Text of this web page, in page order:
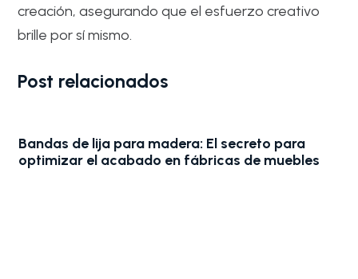
creación, asegurando que el esfuerzo creativo
brille por sí mismo.
Post relacionados
secreto para
de muebles